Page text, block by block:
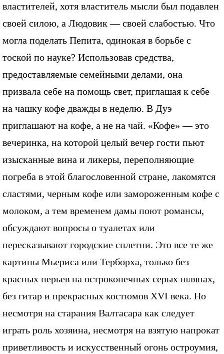
властителей, хотя властитель мысли был подавлен
своей силою, а Людовик — своей слабостью. Что
могла поделать Пепита, одинокая в борьбе с
тоской по науке? Использовав средства,
предоставляемые семейными делами, она
призвала себе на помощь свет, приглашая к себе
на чашку кофе дважды в неделю. В Дуэ
приглашают на кофе, а не на чай. «Кофе» — это
вечеринка, на которой целый вечер гости пьют
изысканные вина и ликеры, переполняющие
погреба в этой благословенной стране, лакомятся
сластями, черным кофе или замороженным кофе с
молоком, а тем временем дамы поют романсы,
обсуждают вопросы о туалетах или
пересказывают городские сплетни. Это все те же
картины Мьериса или Терборха, только без
красных перьев на остроконечных серых шляпах,
без гитар и прекрасных костюмов XVI века. Но
несмотря на старания Валтасара как следует
играть роль хозяина, несмотря на взятую напрокат
приветливость и искусственный огонь остроумия,